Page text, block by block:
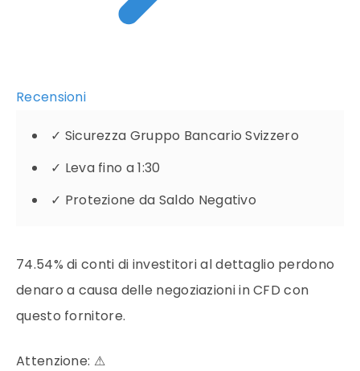
Recensioni
✓ Sicurezza Gruppo Bancario Svizzero
✓ Leva fino a 1:30
✓ Protezione da Saldo Negativo
74.54% di conti di investitori al dettaglio perdono
denaro a causa delle negoziazioni in CFD con
questo fornitore.
Attenzione: ⚠